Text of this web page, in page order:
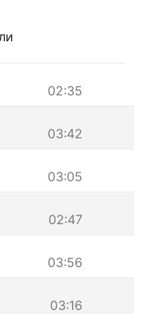
02:35
03:42
03:05
02:47
03:56
03:16